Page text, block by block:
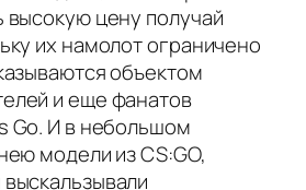
высокую цену получай
их намолот ограничено
объектом
и еще фанатов
Go. И в небольшом
модели из CS:GO,